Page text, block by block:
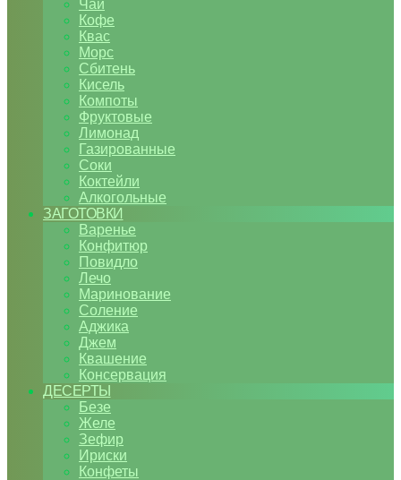
Чай
Кофе
Квас
Морс
Сбитень
Кисель
Компоты
Фруктовые
Лимонад
Газированные
Соки
Коктейли
Алкогольные
ЗАГОТОВКИ
Варенье
Конфитюр
Повидло
Лечо
Маринование
Соление
Аджика
Джем
Квашение
Консервация
ДЕСЕРТЫ
Безе
Желе
Зефир
Ириски
Конфеты